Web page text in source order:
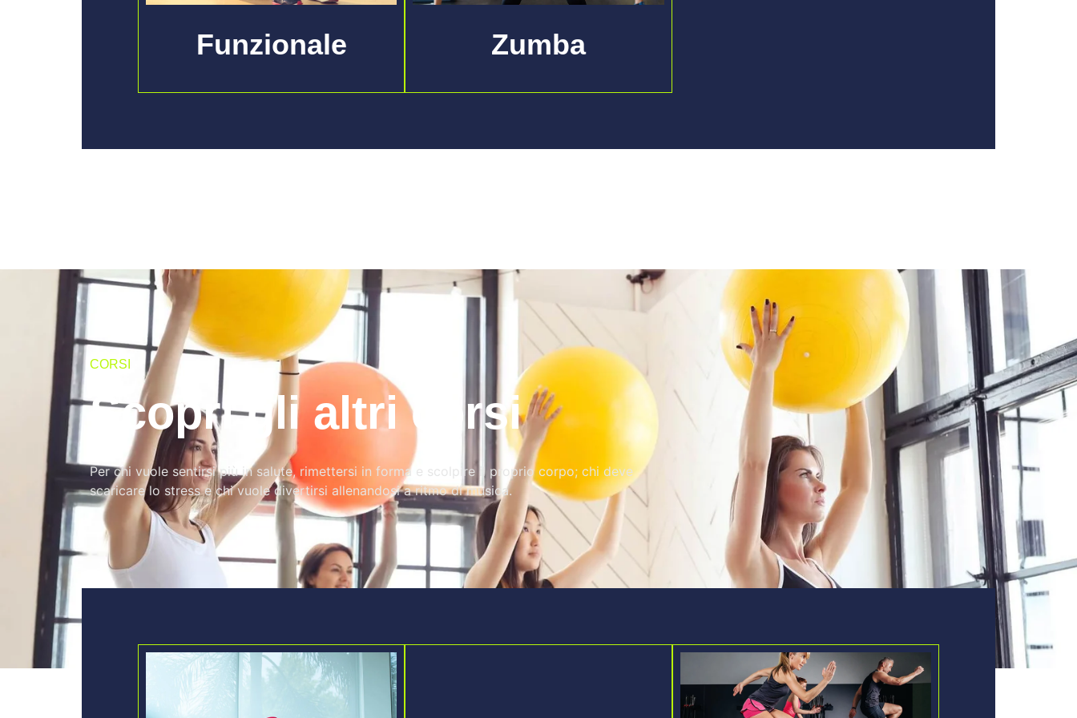
Funzionale Zumba
CORSI
Scopri gli altri corsi
Per chi vuole sentirsi più in salute, rimettersi in forma e scolpire il proprio corpo; chi deve
scaricare lo stress e chi vuole divertirsi allenandosi a ritmo di musica.